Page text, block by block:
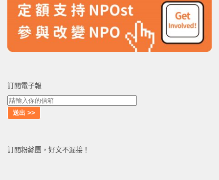
訂閱電子報
訂閱粉絲團，好文不漏接！